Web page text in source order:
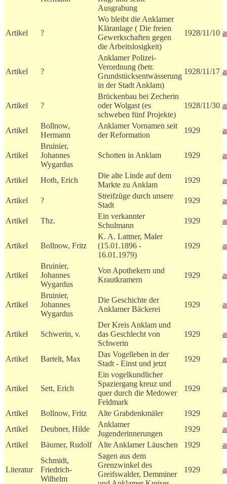
Ausgrabung
Artikel ?
Wo bleibt die Anklamer
Kläranlage ( Die freien
Gewerkschaften gegen
die Arbeitslosigkeit)
1928/11/10
Artikel ?
Anklamer Polizei-
Verordnung (betr.
Grundstücksentwässerung
in der Stadt Anklam)
1928/11/17
Artikel ?
Brückenbau bei Zecherin
oder Wolgast (es
schweben fünf Projekte)
1928/11/30
Artikel
Bollnow,
Hermann
Anklamer Vornamen seit
der Reformation
1929
Artikel
Bruinier,
Johannes
Wygardus
Schotten in Anklam 1929
Artikel Hoth, Erich
Die alte Linde auf dem
Markte zu Anklam
1929
Artikel ?
Streifzüge durch unsere
Stadt
1929
Artikel Thz.
Ein verkannter
Schulmann
1929
Artikel Bollnow, Fritz
K. A. Lattner, Maler
(15.01.1896 -
16.01.1979)
1929
Artikel
Bruinier,
Johannes
Wygardus
Von Apothekern und
Krautkramern
1929
Artikel
Bruinier,
Johannes
Wygardus
Die Geschichte der
Anklamer Bäckerei
1929
Artikel Schwerin, v.
Der Kreis Anklam und
das Geschlecht von
Schwerin
1929
Artikel Bartelt, Max
Das Vogelleben in der
Stadt - Einst und jetzt
1929
Artikel Sett, Erich
Ein vogelkundlicher
Spaziergang kreuz und
quer durch die Medower
Feldmark
1929
Artikel Bollnow, Fritz Alte Grabdenkmäler 1929
Artikel
Deubner, Hilde
Anklamer
Jugenderinnerungen
1929
Artikel
Bäumer, Rudolf Alte Anklamer Läuschen 1929
Literatur
Schmidt,
Friedrich-
Wilhelm
Sagen aus dem
Grenzwinkel des
Greifswalder, Demminer
1929